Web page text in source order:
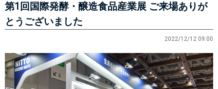
第1回国際発酵・醸造食品産業展 ご来場ありが
とうございました
2022/12/12 09:00